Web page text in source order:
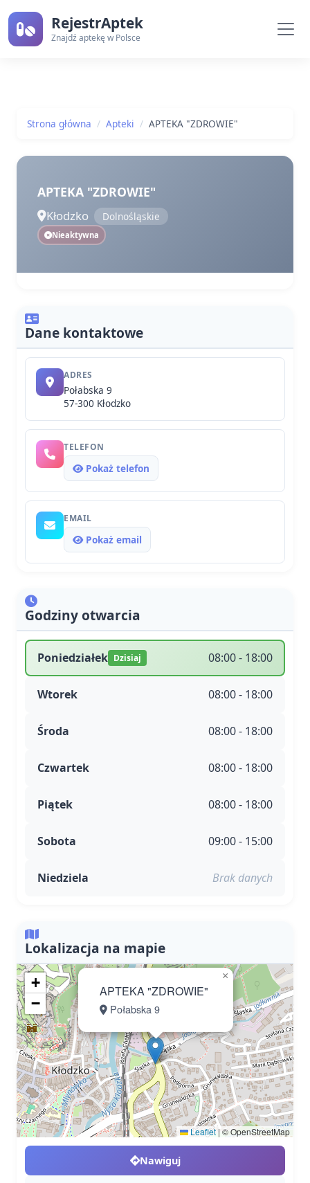
RejestrAptek
Znajdź aptekę w Polsce
Strona główna Apteki APTEKA "ZDROWIE"
APTEKA "ZDROWIE"
Kłodzko Dolnośląskie
Nieaktywna
Dane kontaktowe
ADRES
Połabska 9
57-300 Kłodzko
TELEFON
Pokaż telefon
EMAIL
Pokaż email
Godziny otwarcia
Poniedziałek Dzisiaj 08:00 - 18:00
Wtorek 08:00 - 18:00
Środa 08:00 - 18:00
Czwartek 08:00 - 18:00
Piątek 08:00 - 18:00
Sobota 09:00 - 15:00
Niedziela Brak danych
Lokalizacja na mapie
APTEKA "ZDROWIE"
Połabska 9
×
+
−
Leaflet | © OpenStreetMap
Nawiguj